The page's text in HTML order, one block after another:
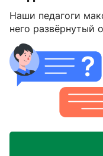
Наши педагоги
него развёрнутый